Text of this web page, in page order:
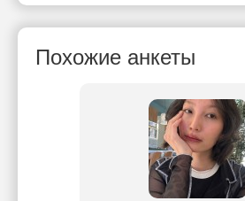
Похожие анкеты